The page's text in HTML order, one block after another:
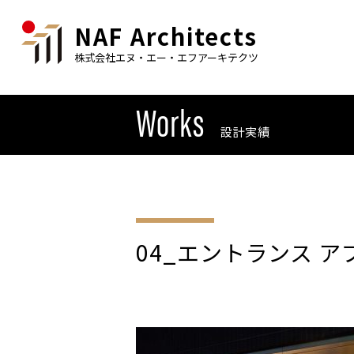
NAF Architects
株式会社エヌ・エー・エフアーキテクツ
Works 設計実績
04_エントランス ア